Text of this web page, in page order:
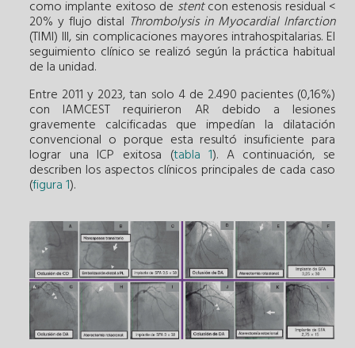
como implante exitoso de stentcon estenosis residual <
20% y flujo distal Thrombolysis in Myocardial Infarction
(TIMI) III, sin complicaciones mayores intrahospitalarias. El
seguimiento clínico se realizó según la práctica habitual
de la unidad.
Entre 2011 y 2023, tan solo 4 de 2.490 pacientes (0,16%)
con IAMCEST requirieron AR debido a lesiones
gravemente calcificadas que impedían la dilatación
convencional o porque esta resultó insuficiente para
lograr una ICP exitosa (tabla 1). A continuación, se
describen los aspectos clínicos principales de cada caso
(figura 1).